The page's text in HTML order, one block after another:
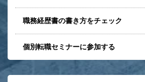
職務経歴書の書き方をチェック
個別転職セミナーに参加する